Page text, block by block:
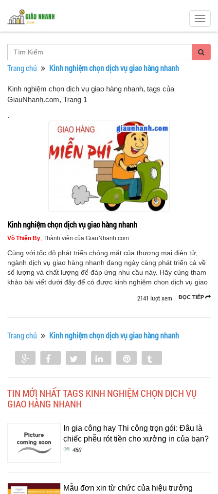
Trang chủ Kinh nghiệm chọn dịch vụ giao hàng nhanh
Kinh nghiệm chọn dịch vụ giao hàng nhanh, tags của
GiauNhanh.com, Trang 1
.
Kinh nghiệm chọn dịch vụ giao hàng nhanh
Võ Thiện By, Thành viên của GiauNhanh.com
Cùng với tốc độ phát triển chóng mặt của thương mại điện tử,
ngành dịch vụ giao hàng nhanh đang ngày càng phát triển cả về
số lượng và chất lượng để đáp ứng nhu cầu này. Hãy cùng tham
khảo bài viết dưới đây để có được kinh nghiệm chọn dịch vụ giao
ĐỌC TIẾP
2141 lượt xem
Trang chủ Kinh nghiệm chọn dịch vụ giao hàng nhanh
Share Share Tweet Share
TIN MỚI NHẤT TAGS KINH NGHIỆM CHỌN DỊCH VỤ
GIAO HÀNG NHANH
In gia công hay Thi công trọn gói: Đâu là
chiếc phễu rót tiền cho xưởng in của bạn?
460
Mẫu đơn xin từ chức của hiệu trưởng